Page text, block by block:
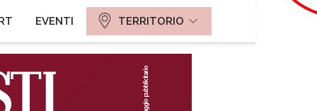
EVENTI TERRITORIO